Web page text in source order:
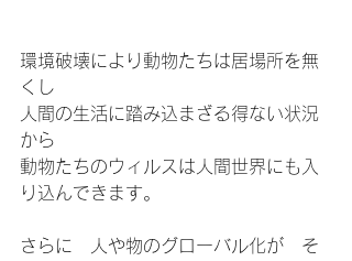
環境破壊により動物たちは居場所を無
くし
人間の生活に踏み込まざる得ない状況
から
動物たちのウィルスは人間世界にも入
り込んできます。
さらに　人や物のグローバル化が　そ